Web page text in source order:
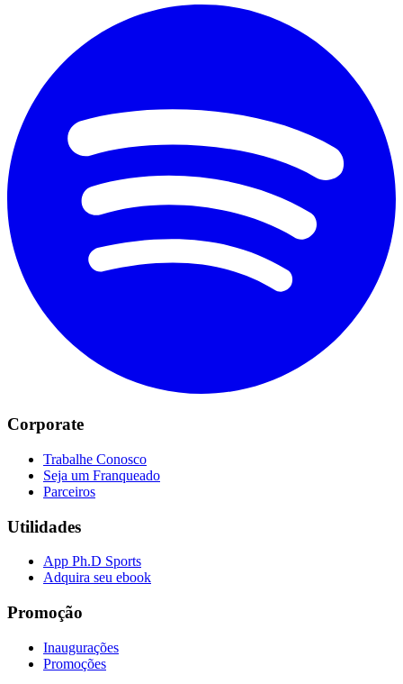
Corporate
Trabalhe Conosco
Seja um Franqueado
Parceiros
Utilidades
App Ph.D Sports
Adquira seu ebook
Promoção
Inaugurações
Promoções